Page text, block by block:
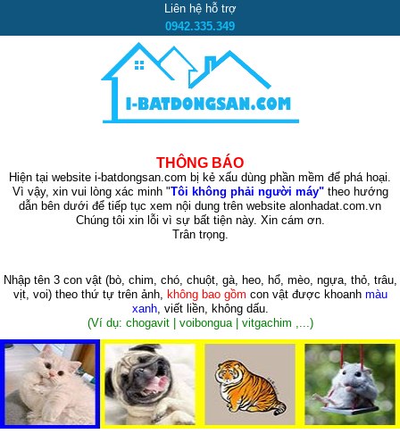
Liên hệ hỗ trợ
0942.335.349
THÔNG BÁO
Hiện tại website i-batdongsan.com bị kẻ xấu dùng phần mềm để phá hoại.
Vì vậy, xin vui lòng xác minh "Tôi không phải người máy"theo hướng
dẫn bên dưới để tiếp tục xem nội dung trên website alonhadat.com.vn
Chúng tôi xin lỗi vì sự bất tiện này. Xin cám ơn.
Trân trọng.
Nhập tên 3 con vật (bò, chim, chó, chuột, gà, heo, hổ, mèo, ngựa, thỏ, trâu,
vịt, voi)theo thứ tự trên ảnh, không bao gồm con vật được khoanh màu
xanh, viết liền, không dấu.
(Ví dụ: chogavit | voibongua | vitgachim ,...)